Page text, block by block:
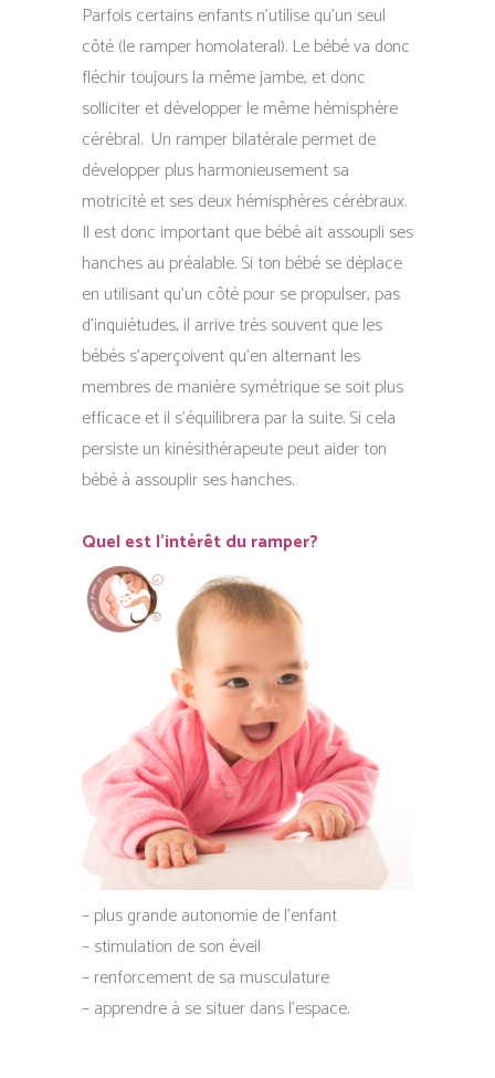
Parfois certains enfants n’utilise qu’un seul
côté (le ramper homolateral). Le bébé va donc
fléchir toujours la même jambe, et donc
solliciter et développer le même hémisphère
cérébral. Un ramper bilatérale permet de
développer plus harmonieusement sa
motricité et ses deux hémisphères cérébraux.
Il est donc important que bébé ait assoupli ses
hanches au préalable. Si ton bébé se déplace
en utilisant qu’un côté pour se propulser, pas
d’inquiétudes, il arrive très souvent que les
bébés s’aperçoivent qu’en alternant les
membres de manière symétrique se soit plus
efficace et il s’équilibrera par la suite. Si cela
persiste un kinésithérapeute peut aider ton
bébé à assouplir ses hanches.
Quel est l’intérêt du ramper?
– plus grande autonomie de l’enfant
– stimulation de son éveil
– renforcement de sa musculature
– apprendre à se situer dans l’espace.